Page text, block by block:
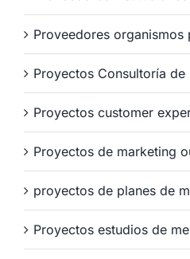
Proveedores organismos
Proyectos Consultoría de
Proyectos customer
Proyectos de marketing
proyectos de planes de
Proyectos estudios de